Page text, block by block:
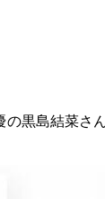
の黒島結菜